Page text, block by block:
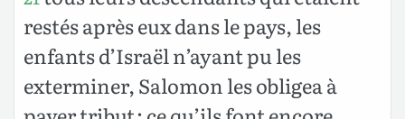
restés après eux dans le pays, les
enfants d’Israël n’ayant pu les
exterminer, Salomon les obligea à